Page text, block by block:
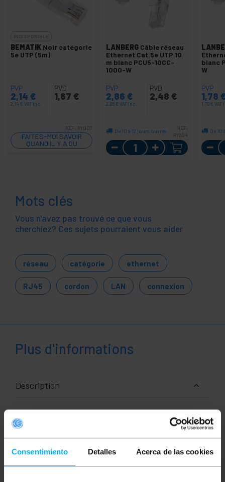
Consentimiento Detalles Acerca de las cookies
BEMATIK Noir catégorie
5e UTP (5m)
PVP
2,14 €
2,14 € VAT inc.
PVD
1,67 €
REF: RY007
FAITES-MOI SAVOIR
QUAND IL Y A DU
STOCK
LANBERG Câble réseau
Ethernet Cat.5e UTP 10
m blanc PCU5-10CC-
1000-W
PVP
2,86 €
2,86 € VAT inc.
PVD
2,48 €
De 10 à 12 jours ouvrés
REF:
RY204
Quantité
blanc
W
PVP
1,78
1,78 € VAT
De 10
Mots clés
Vous n'avez pas trouvé ce que vous
cherchiez? Ces sujets pourraient vous aider
réseau catégorie ethernet
RJ45 cordon LAN connexion
Plus d'informations
Description
Câbles réseau Ethernet RJ45 de catégorie 5e UTP
(Cat.5e) de 1 m et de couleur blanc qui permet la
qui agit comme un isolant. Idéal pour une utilisation
professionnel). Il permet d'interconnecter des